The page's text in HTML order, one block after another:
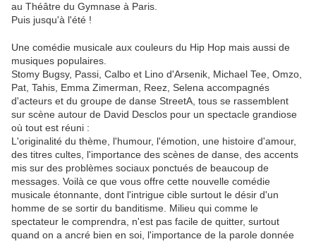
au Théâtre du Gymnase à Paris.
Puis jusqu'à l'été !
Une comédie musicale aux couleurs du Hip Hop mais aussi de
musiques populaires.
Stomy Bugsy, Passi, Calbo et Lino d'Arsenik, Michael Tee, Omzo,
Pat, Tahis, Emma Zimerman, Reez, Selena accompagnés
d'acteurs et du groupe de danse StreetA, tous se rassemblent
sur scène autour de David Desclos pour un spectacle grandiose
où tout est réuni :
L'originalité du thème, l'humour, l'émotion, une histoire d'amour,
des titres cultes, l'importance des scènes de danse, des accents
mis sur des problèmes sociaux ponctués de beaucoup de
messages. Voilà ce que vous offre cette nouvelle comédie
musicale étonnante, dont l'intrigue cible surtout le désir d'un
homme de se sortir du banditisme. Milieu qui comme le
spectateur le comprendra, n'est pas facile de quitter, surtout
quand on a ancré bien en soi, l'importance de la parole donnée